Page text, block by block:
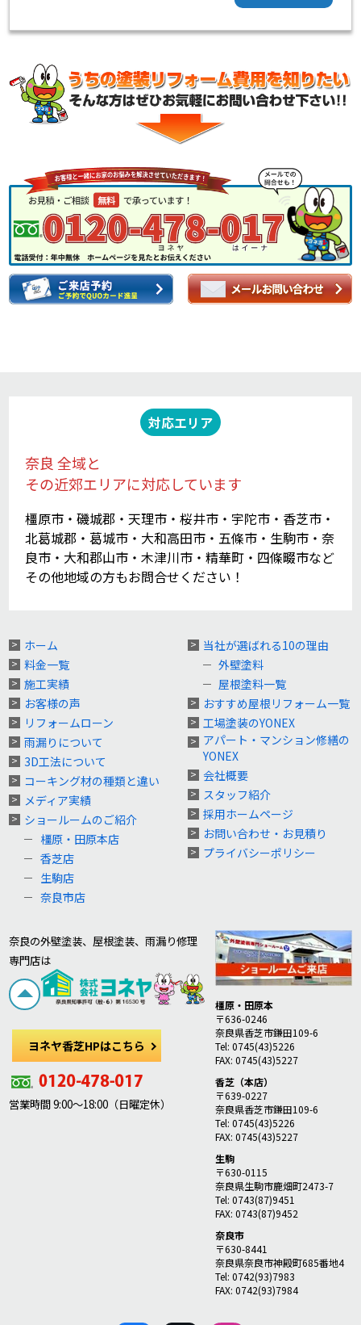
対応エリア
奈良 全域と
その近郊エリアに対応しています
橿原市・磯城郡・天理市・桜井市・宇陀市・香芝市・
北葛城郡・葛城市・大和高田市・五條市・生駒市・奈
良市・大和郡山市・木津川市・精華町・四條畷市など
その他地域の方もお問合せください！
ホーム
料金一覧
施工実績
お客様の声
リフォームローン
雨漏りについて
3D工法について
コーキング材の種類と違い
メディア実績
ショールームのご紹介
橿原・田原本店
香芝店
生駒店
奈良市店
当社が選ばれる10の理由
外壁塗料
屋根塗料一覧
おすすめ屋根リフォーム一覧
工場塗装のYONEX
アパート・マンション修繕の
YONEX
会社概要
スタッフ紹介
採用ホームページ
お問い合わせ・お見積り
プライバシーポリシー
奈良の外壁塗装、屋根塗装、雨漏り修理
専門店は
ヨネヤ香芝HPはこちら
営業時間 9:00～18:00（日曜定休）
橿原・田原本
〒636-0246
奈良県香芝市鎌田109-6
Tel: 0745(43)5226
FAX: 0745(43)5227
香芝（本店）
〒639-0227
奈良県香芝市鎌田109-6
Tel: 0745(43)5226
FAX: 0745(43)5227
生駒
〒630-0115
奈良県生駒市鹿畑町2473-7
Tel: 0743(87)9451
FAX: 0743(87)9452
奈良市
〒630-8441
奈良県奈良市神殿町685番地4
Tel: 0742(93)7983
FAX: 0742(93)7984